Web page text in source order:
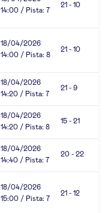
14:00 / Pista: 7
21 - 10
18/04/2026
14:00 / Pista: 8
21 - 10
18/04/2026
14:20 / Pista: 7
21 - 9
18/04/2026
14:20 / Pista: 8
15 - 21
18/04/2026
14:40 / Pista: 7
20 - 22
18/04/2026
15:00 / Pista: 7
21 - 12